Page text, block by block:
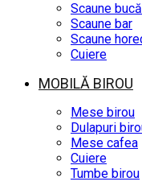
Scaune
Scaune bar
Scaune
Cuiere
MOBILĂ BIROU
Mese birou
Dulapuri
Mese cafea
Cuiere
Tumbe birou